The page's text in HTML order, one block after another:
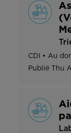
CDI • Au
Publié
Thu